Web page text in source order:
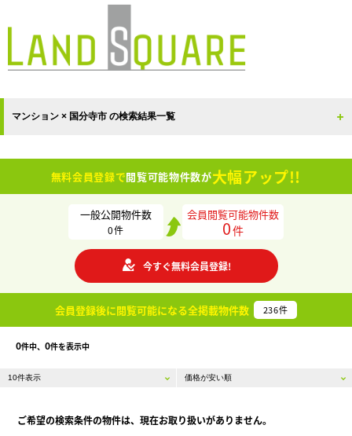
マンション × 国分寺市 の検索結果一覧
無料会員登録で閲覧可能物件数が大幅アップ!!
一般公開物件数
0件
会員閲覧可能物件数
0件
今すぐ無料会員登録!
会員登録後に閲覧可能になる全掲載物件数 236件
0件中、 0件を表示中
ご希望の検索条件の物件は、現在お取り扱いがありません。